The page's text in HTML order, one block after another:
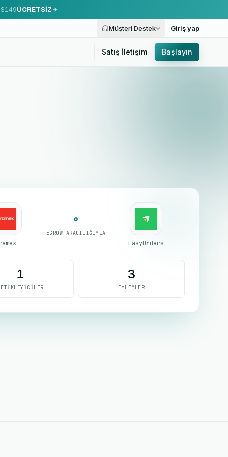
$149ÜCRETSİZ
Müşteri Destek Giriş yap
Satış İletişim Başlayın
EGROW ARACILIĞIYLA
EasyOrders
1 3
EYLEMLER